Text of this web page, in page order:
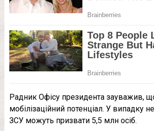
Радник Офісу президента зауважив,
мобілізаційний потенціал. У випадку
ЗСУ можуть призвати 5,5 млн осіб.